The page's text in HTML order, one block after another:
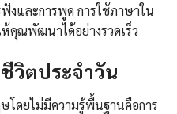
และการพูด การใช้ภาษาใน
คุณพัฒนาได้อย่างรวดเร็ว
ชีวิตประจำวัน
โดยไม่มีความรู้พื้นฐานคือการ